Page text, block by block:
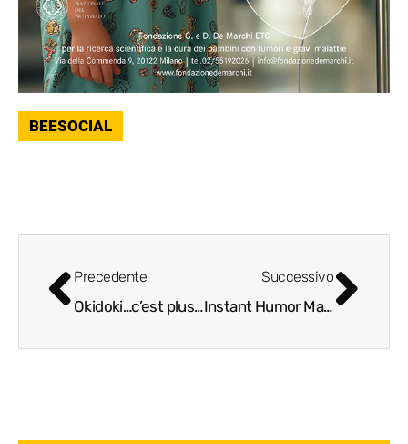
BEESOCIAL
Precedente
Okidoki…c’est plus facile!
Successivo
Instant Humor Marketing: la strategia della risata di Zap e Ida